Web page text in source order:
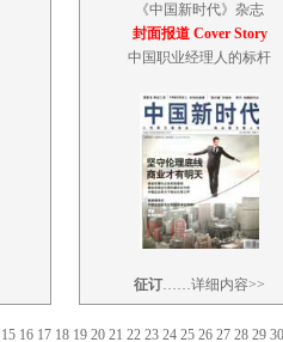
《中国新时代》杂志
封面报道 Cover Story
中国职业经理人的标杆
征订……详细内容>>